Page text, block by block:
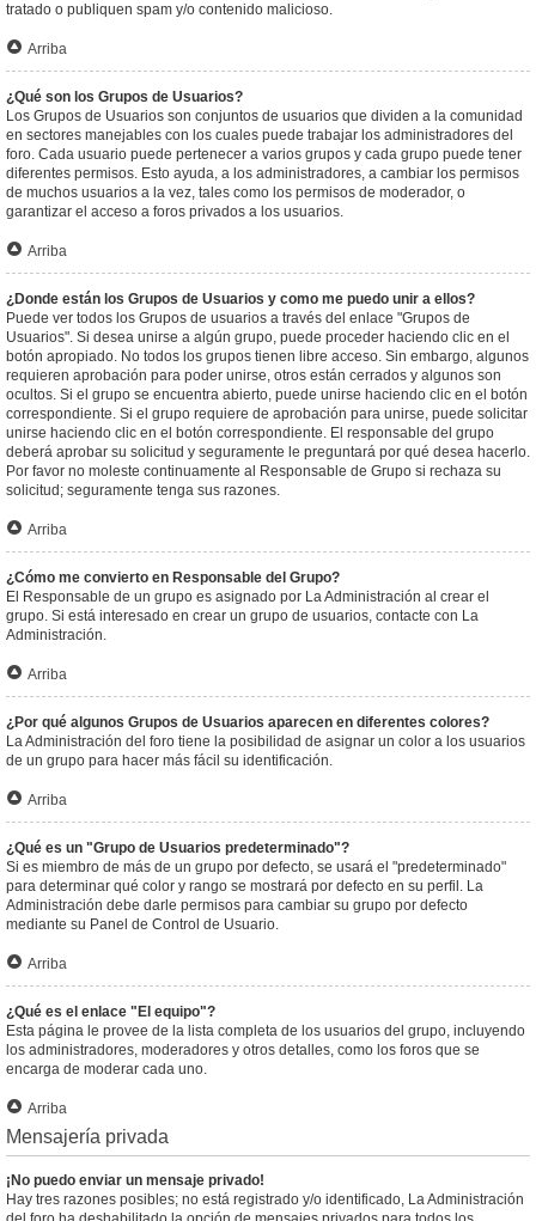
tratado o publiquen spam y/o contenido malicioso.
Arriba
¿Qué son los Grupos de Usuarios?
Los Grupos de Usuarios son conjuntos de usuarios que dividen a la comunidad
en sectores manejables con los cuales puede trabajar los administradores del
foro. Cada usuario puede pertenecer a varios grupos y cada grupo puede tener
diferentes permisos. Esto ayuda, a los administradores, a cambiar los permisos
de muchos usuarios a la vez, tales como los permisos de moderador, o
garantizar el acceso a foros privados a los usuarios.
Arriba
¿Donde están los Grupos de Usuarios y como me puedo unir a ellos?
Puede ver todos los Grupos de usuarios a través del enlace "Grupos de
Usuarios". Si desea unirse a algún grupo, puede proceder haciendo clic en el
botón apropiado. No todos los grupos tienen libre acceso. Sin embargo, algunos
requieren aprobación para poder unirse, otros están cerrados y algunos son
ocultos. Si el grupo se encuentra abierto, puede unirse haciendo clic en el botón
correspondiente. Si el grupo requiere de aprobación para unirse, puede solicitar
unirse haciendo clic en el botón correspondiente. El responsable del grupo
deberá aprobar su solicitud y seguramente le preguntará por qué desea hacerlo.
Por favor no moleste continuamente al Responsable de Grupo si rechaza su
solicitud; seguramente tenga sus razones.
Arriba
¿Cómo me convierto en Responsable del Grupo?
El Responsable de un grupo es asignado por La Administración al crear el
grupo. Si está interesado en crear un grupo de usuarios, contacte con La
Administración.
Arriba
¿Por qué algunos Grupos de Usuarios aparecen en diferentes colores?
La Administración del foro tiene la posibilidad de asignar un color a los usuarios
de un grupo para hacer más fácil su identificación.
Arriba
¿Qué es un "Grupo de Usuarios predeterminado"?
Si es miembro de más de un grupo por defecto, se usará el "predeterminado"
para determinar qué color y rango se mostrará por defecto en su perfil. La
Administración debe darle permisos para cambiar su grupo por defecto
mediante su Panel de Control de Usuario.
Arriba
¿Qué es el enlace "El equipo"?
Esta página le provee de la lista completa de los usuarios del grupo, incluyendo
los administradores, moderadores y otros detalles, como los foros que se
encarga de moderar cada uno.
Arriba
Mensajería privada
¡No puedo enviar un mensaje privado!
Hay tres razones posibles; no está registrado y/o identificado, La Administración